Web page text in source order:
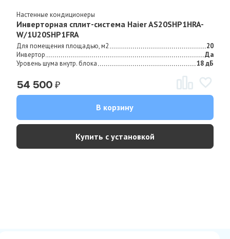
Настенные кондиционеры
Инверторная сплит-система Haier AS20SHP1HRA-
W/1U20SHP1FRA
Для помещения площадью, м2
20
Инвертор
Да
Уровень шума внутр. блока
18 дБ
54 500 ₽
В корзину
Купить с установкой